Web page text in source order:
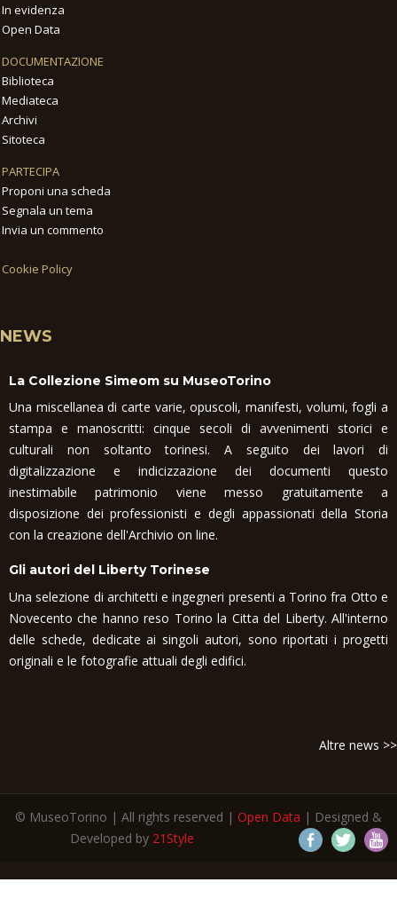
In evidenza
Open Data
DOCUMENTAZIONE
Biblioteca
Mediateca
Archivi
Sitoteca
PARTECIPA
Proponi una scheda
Segnala un tema
Invia un commento
Cookie Policy
NEWS
La Collezione Simeom su MuseoTorino
Una miscellanea di carte varie, opuscoli, manifesti, volumi, fogli a
stampa e manoscritti: cinque secoli di avvenimenti storici e
culturali non soltanto torinesi. A seguito dei lavori di
digitalizzazione e indicizzazione dei documenti questo
inestimabile patrimonio viene messo gratuitamente a
disposizione dei professionisti e degli appassionati della Storia
con la creazione dell'Archivio on line.
Gli autori del Liberty Torinese
Una selezione di architetti e ingegneri presenti a Torino fra Otto e
Novecento che hanno reso Torino la Citta del Liberty. All'interno
delle schede, dedicate ai singoli autori, sono riportati i progetti
originali e le fotografie attuali degli edifici.
Altre news >>
© MuseoTorino | All rights reserved | Open Data | Designed &
Developed by 21Style